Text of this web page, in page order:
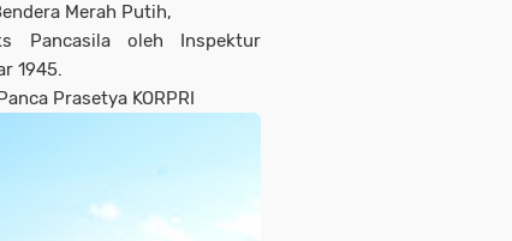
Merah Putih,
Pancasila oleh Inspektur
1945.
Prasetya KORPRI